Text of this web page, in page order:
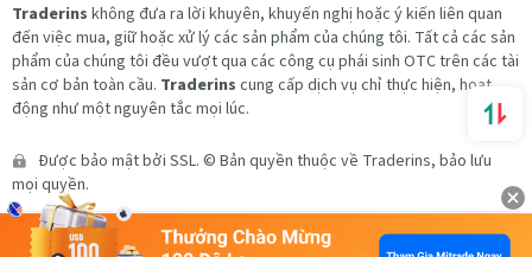
Traderins không đưa ra lời khuyên, khuyến nghị hoặc ý kiến liên quan
đến việc mua, giữ hoặc xử lý các sản phẩm của chúng tôi. Tất cả các sản
phẩm của chúng tôi đều vượt qua các công cụ phái sinh OTC trên các tài
sản cơ bản toàn cầu. Traderins cung cấp dịch vụ chỉ thực hiện, hoạt
động như một nguyên tắc mọi lúc.
Được bảo mật bởi SSL. © Bản quyền thuộc về Traderins, bảo lưu
mọi quyền.